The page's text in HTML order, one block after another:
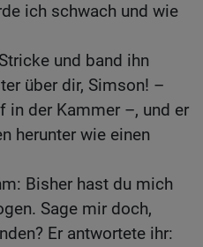
ich schwach und wie
und band ihn
über dir, Simson! –
in der Kammer –, und er
herunter wie einen
Bisher hast du mich
Sage mir doch,
Er antwortete ihr: